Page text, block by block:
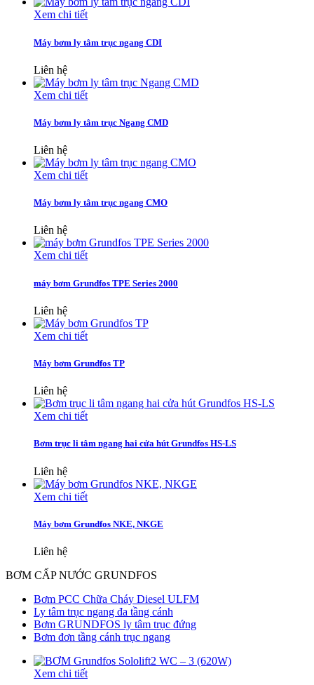
Xem chi tiết
Máy bơm ly tâm trục ngang CDI
Liên hệ
Xem chi tiết
Máy bơm ly tâm trục Ngang CMD
Liên hệ
Xem chi tiết
Máy bơm ly tâm trục ngang CMO
Liên hệ
Xem chi tiết
máy bơm Grundfos TPE Series 2000
Liên hệ
Xem chi tiết
Máy bơm Grundfos TP
Liên hệ
Xem chi tiết
Bơm trục li tâm ngang hai cửa hút Grundfos HS-LS
Liên hệ
Xem chi tiết
Máy bơm Grundfos NKE, NKGE
Liên hệ
BƠM CẤP NƯỚC GRUNDFOS
Bơm PCC Chữa Cháy Diesel ULFM
Ly tâm trục ngang đa tầng cánh
Bơm GRUNDFOS ly tâm trục đứng
Bơm đơn tầng cánh trục ngang
Xem chi tiết